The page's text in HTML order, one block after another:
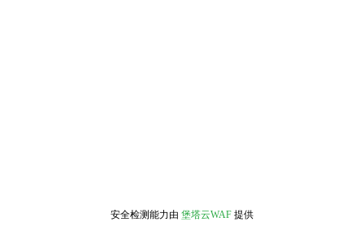
安全检测能力由 堡塔云WAF 提供